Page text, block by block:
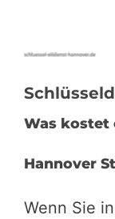
Was kostet
Hannover
Wenn Sie